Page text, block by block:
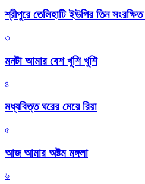
শ্রীপুরে তেলিহাটি ইউপির তিন
৩
মনটা আমার বেশ খুশি খুশি
৪
মধ্যবিত্ত ঘরের মেয়ে রিয়া
৫
আজ আমার অষ্টম মঙ্গলা
৬